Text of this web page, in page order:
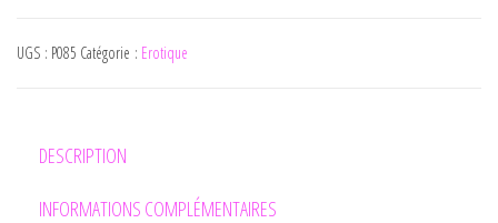
UGS : P085 Catégorie : Erotique
DESCRIPTION
INFORMATIONS COMPLÉMENTAIRES